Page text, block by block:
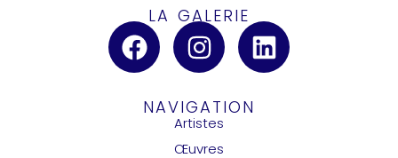
LA GALERIE
NAVIGATION
Artistes
Œuvres